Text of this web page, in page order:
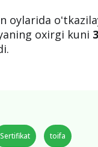
oylarida
oxirgi kuni
Sertifikat toifa